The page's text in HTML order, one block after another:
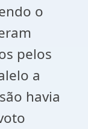
o
pelos
a
havia